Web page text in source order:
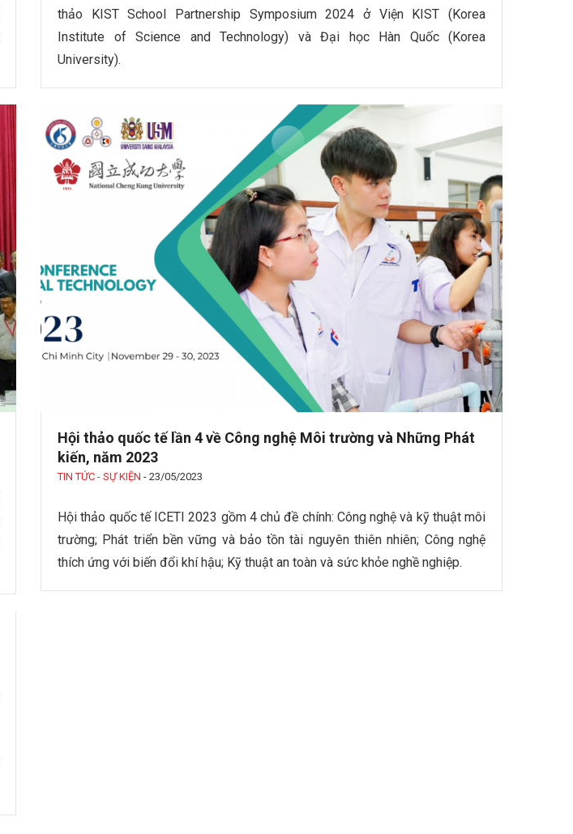
thảo KIST School Partnership Symposium 2024 ở Viện KIST (Korea
Institute of Science and Technology) và Đại học Hàn Quốc (Korea
University).
Hội thảo quốc tế lần 4 về Công nghệ Môi trường và Những Phát
kiến, năm 2023
TIN TỨC - SỰ KIỆN - 23/05/2023
Hội thảo quốc tế ICETI 2023 gồm 4 chủ đề chính: Công nghệ và kỹ thuật môi
trường; Phát triển bền vững và bảo tồn tài nguyên thiên nhiên; Công nghệ
thích ứng với biến đổi khí hậu; Kỹ thuật an toàn và sức khỏe nghề nghiệp.